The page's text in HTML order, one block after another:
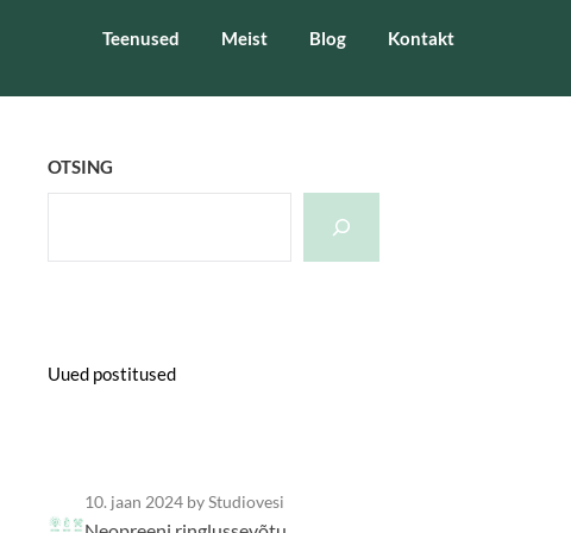
Teenused Meist Blog Kontakt
OTSING
Uued postitused
10. jaan 2024 by Studiovesi